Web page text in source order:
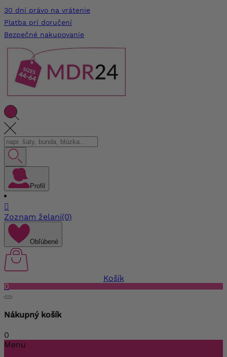
30 dní právo na vrátenie
Platba pri doručení
Bezpečné nakupovanie
Profil

Zoznam želaní(0)
Obľúbené
Košík
0
Nákupný košík
0
Menu